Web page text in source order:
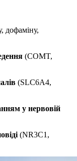
дофаміну,
(COMT,
(SLC6A4,
у нервовій
(NR3C1,